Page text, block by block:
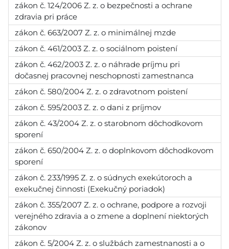
zákon č. 124/2006 Z. z. o bezpečnosti a ochrane
zdravia pri práce
zákon č. 663/2007 Z. z. o minimálnej mzde
zákon č. 461/2003 Z. z. o sociálnom poistení
zákon č. 462/2003 Z. z. o náhrade príjmu pri
dočasnej pracovnej neschopnosti zamestnanca
zákon č. 580/2004 Z. z. o zdravotnom poistení
zákon č. 595/2003 Z. z. o dani z príjmov
zákon č. 43/2004 Z. z. o starobnom dôchodkovom
sporení
zákon č. 650/2004 Z. z. o doplnkovom dôchodkovom
sporení
zákon č. 233/1995 Z. z. o súdnych exekútoroch a
exekučnej činnosti (Exekučný poriadok)
zákon č. 355/2007 Z. z. o ochrane, podpore a rozvoji
verejného zdravia a o zmene a doplnení niektorých
zákonov
zákon č. 5/2004 Z. z. o službách zamestnanosti a o